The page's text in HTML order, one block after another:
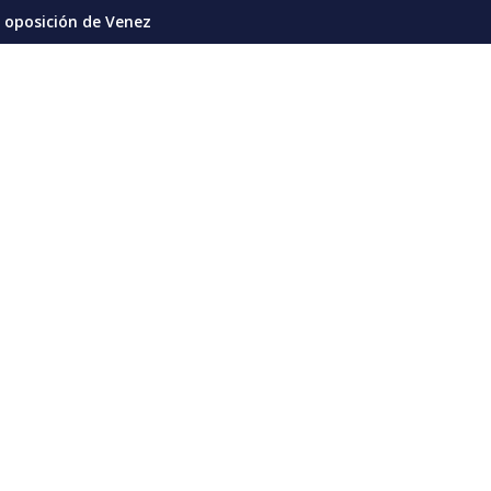
de diálogo con una agenda que se extenderá hasta el
Venezuela y Chile formalizan restablecimiento de sus